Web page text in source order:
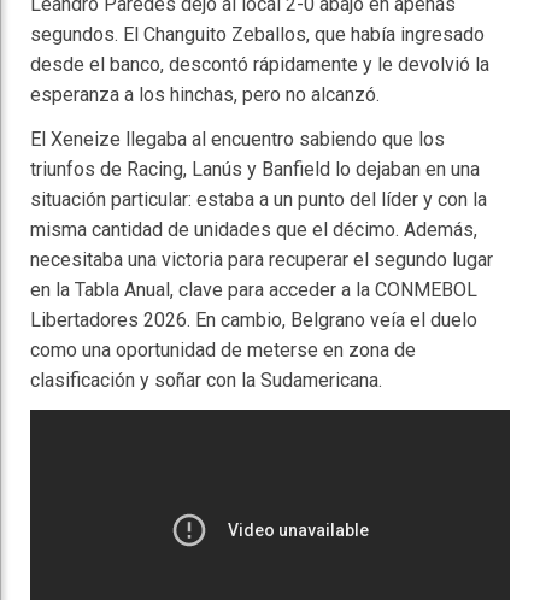
segundos. El Changuito Zeballos, que había ingresado
desde el banco, descontó rápidamente y le devolvió la
esperanza a los hinchas, pero no alcanzó.
El Xeneize llegaba al encuentro sabiendo que los
triunfos de Racing, Lanús y Banfield lo dejaban en una
situación particular: estaba a un punto del líder y con la
misma cantidad de unidades que el décimo. Además,
necesitaba una victoria para recuperar el segundo lugar
en la Tabla Anual, clave para acceder a la CONMEBOL
Libertadores 2026. En cambio, Belgrano veía el duelo
como una oportunidad de meterse en zona de
clasificación y soñar con la Sudamericana.